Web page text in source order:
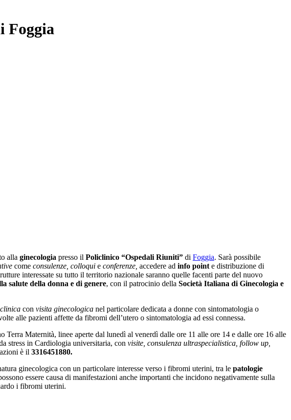
Foggia
alla ginecologia presso il Policlinico “Ospedali Riuniti” di Foggia. Sarà possibile
come consulenze, colloqui e conferenze, accedere ad info point e distribuzione di
interessate su tutto il territorio nazionale saranno quelle facenti parte del nuovo
salute della donna e di genere, con il patrocinio della Società Italiana di Ginecologia e
con visita ginecologica nel particolare dedicata a donne con sintomatologia o
alle pazienti affette da fibromi dell’utero o sintomatologia ad essi connessa.
Terra Maternità, linee aperte dal lunedì al venerdì dalle ore 11 alle ore 14 e dalle ore 16 alle
stress in Cardiologia universitaria, con visite, consulenza ultraspecialistica, follow up,
è il 3316451880.
ginecologica con un particolare interesse verso i fibromi uterini, tra le patologie
essere causa di manifestazioni anche importanti che incidono negativamente sulla
i fibromi uterini.